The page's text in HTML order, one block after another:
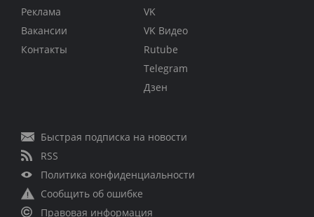
Реклама
Вакансии
Контакты
VK
VK Видео
Rutube
Telegram
Дзен
Быстрая подписка на новости
RSS
Политика конфиденциальности
Сообщить об ошибке
Правовая информация